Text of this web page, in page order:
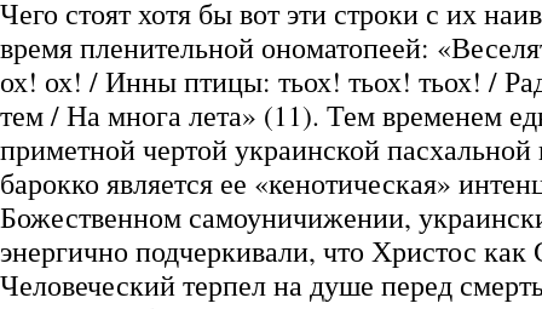
Чего стоят хотя бы вот эти строки с их
время пленительной ономатопеей:
ох! ох! / Инны птицы: тьох! тьох! тьох! /
тем / На многа лета» (11). Тем временем
приметной чертой украинской пасхальной
барокко является ее «кенотическая»
Божественном самоуничижении,
энергично подчеркивали, что Христос
Человеческий терпел на душе перед